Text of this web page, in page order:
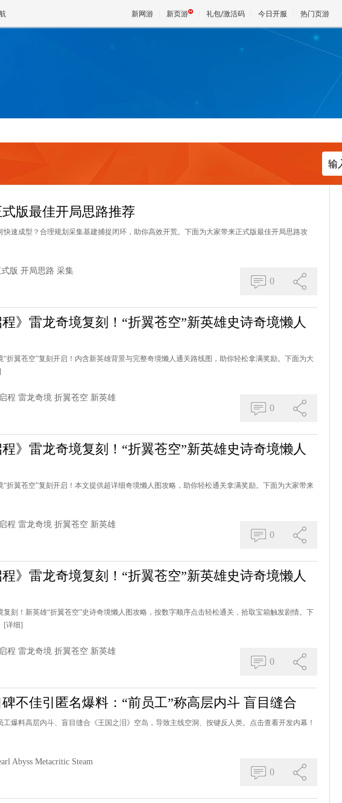
新网游 新页游 礼包/激活码 今日开服 热门页游
天堂
王权与自由
式版最佳开局思路推荐
快速成型？合理规划采集基建捕捉闭环，助你高效开荒。下面为大家带来正式版最佳开局思路攻
版 开局思路 采集
0
程》雷龙奇境复刻！“折翼苍空”新英雄史诗奇境懒人
“折翼苍空”复刻开启！内含新英雄背景与完整奇境懒人通关路线图，助你轻松拿满奖励。下面为大
程 雷龙奇境 折翼苍空 新英雄
0
程》雷龙奇境复刻！“折翼苍空”新英雄史诗奇境懒人
“折翼苍空”复刻开启！本文提供超详细奇境懒人图攻略，助你轻松通关拿满奖励。下面为大家带来
程 雷龙奇境 折翼苍空 新英雄
0
程》雷龙奇境复刻！“折翼苍空”新英雄史诗奇境懒人
复刻！新英雄“折翼苍空”史诗奇境懒人图攻略，按数字顺序点击轻松通关，拾取宝箱触发剧情。下
[详细]
程 雷龙奇境 折翼苍空 新英雄
0
碑不佳引匿名爆料：“前员工”称高层内斗 盲目缝合
工爆料高层内斗、盲目缝合《王国之泪》空岛，导致主线空洞、按键反人类。点击查看开发内幕！
Abyss Metacritic Steam
0